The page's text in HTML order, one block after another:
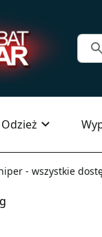
Odzież
- wszystkie